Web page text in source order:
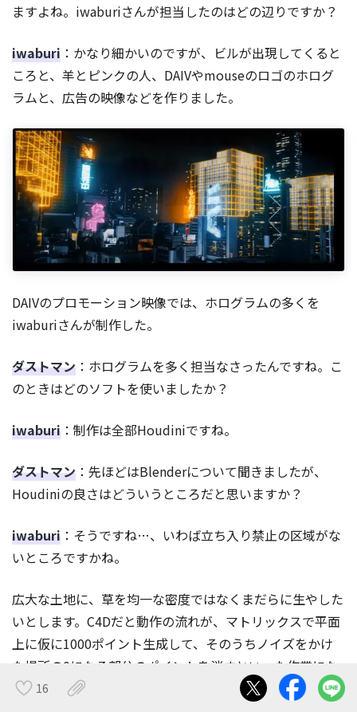
16
ますよね。iwaburiさんが担当したのはどの辺りですか？
iwaburi ：かなり細かいのですが、ビルが出現してくると
ころと、羊とピンクの人、DAIVやmouseのロゴのホログ
ラムと、広告の映像などを作りました。
DAIVのプロモーション映像では、ホログラムの多くを
iwaburiさんが制作した。
ダストマン ：ホログラムを多く担当なさったんですね。こ
のときはどのソフトを使いましたか？
iwaburi ：制作は全部Houdiniですね。
ダストマン ：先ほどはBlenderについて聞きましたが、
Houdiniの良さはどういうところだと思いますか？
iwaburi ：そうですね…、いわば立ち入り禁止の区域がな
いところですかね。
広大な土地に、草を均一な密度ではなくまだらに生やした
いとします。C4Dだと動作の流れが、マトリックスで平面
上に仮に1000ポイント生成して、そのうちノイズをかけ
た場所の0になる部分のポイントを消すといった作業にな
ります。